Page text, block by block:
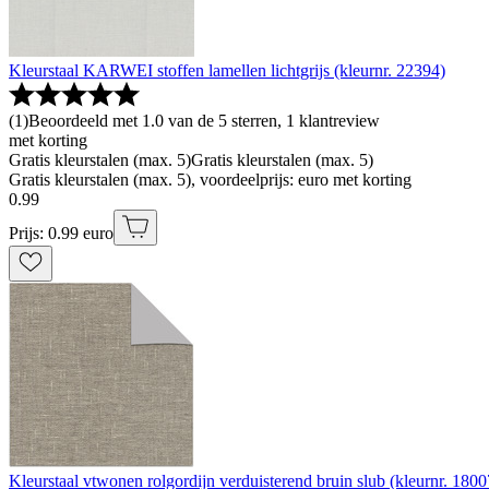
Kleurstaal KARWEI stoffen lamellen lichtgrijs (kleurnr. 22394)
(1)Beoordeeld met 1.0 van de 5 sterren, 1 klantreview
met korting
Gratis kleurstalen (max. 5)Gratis kleurstalen (max. 5)
Gratis kleurstalen (max. 5), voordeelprijs: euro met korting
0.99
Prijs: 0.99 euro
Kleurstaal vtwonen rolgordijn verduisterend bruin slub (kleurnr.